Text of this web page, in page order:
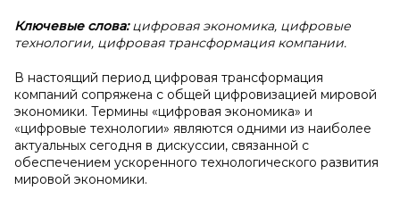
Ключевые слова:цифровая экономика, цифровые
технологии, цифровая трансформация компании.
В настоящий период цифровая трансформация
компаний сопряжена с общей цифровизацией мировой
экономики. Термины «цифровая экономика» и
«цифровые технологии» являются одними из наиболее
актуальных сегодня в дискуссии, связанной с
обеспечением ускоренного технологического развития
мировой экономики.